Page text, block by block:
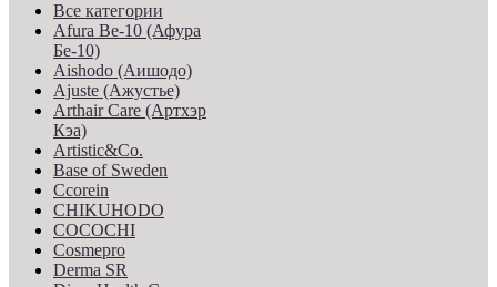
Все категории
Afura Be-10 (Афура
Бе-10)
Aishodo (Аишодо)
Ajuste (Ажустье)
Arthair Care (Артхэр
Кэа)
Artistic&Co.
Base of Sweden
Ccorein
CHIKUHODO
COCOCHI
Cosmepro
Derma SR